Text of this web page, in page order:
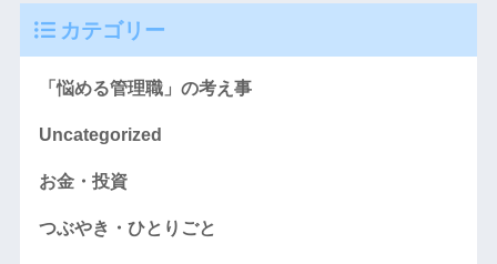
カテゴリー
「悩める管理職」の考え事
Uncategorized
お金・投資
つぶやき・ひとりごと